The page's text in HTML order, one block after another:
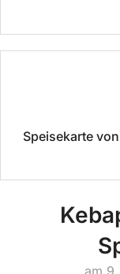
Speisekarte
am